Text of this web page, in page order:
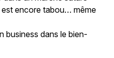
est encore tabou… même
business dans le bien-